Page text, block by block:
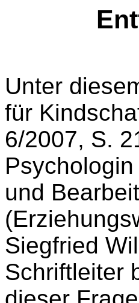
Unter
für
6/2007, S.
und
Siegfried
Schriftleiter